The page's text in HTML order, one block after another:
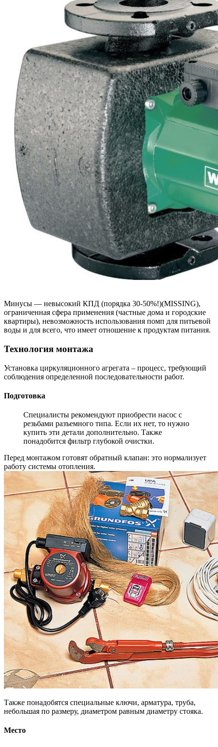
Минусы — невысокий КПД (порядка 30-50%!)(MISSING),
ограниченная сфера применения (частные дома и городские
квартиры), невозможность использования помп для питьевой
воды и для всего, что имеет отношение к продуктам питания.
Технология монтажа
Установка циркуляционного агрегата – процесс, требующий
соблюдения определенной последовательности работ.
Подготовка
Специалисты рекомендуют приобрести насос с
резьбами разъемного типа. Если их нет, то нужно
купить эти детали дополнительно. Также
понадобится фильтр глубокой очистки.
Перед монтажом готовят обратный клапан: это нормализует
работу системы отопления.
Также понадобятся специальные ключи, арматура, труба,
небольшая по размеру, диаметром равным диаметру стояка.
Место